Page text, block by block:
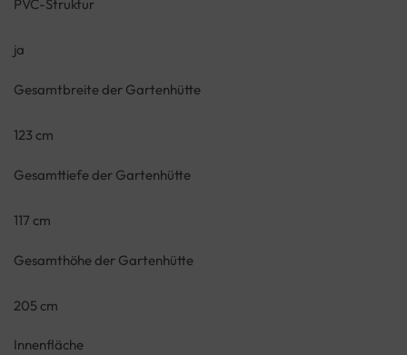
PVC-Struktur
ja
Gesamtbreite der Gartenhütte
123 cm
Gesamttiefe der Gartenhütte
117 cm
Gesamthöhe der Gartenhütte
205 cm
Innenfläche